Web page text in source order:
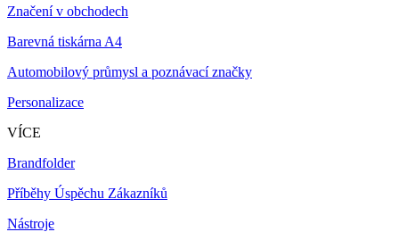
Značení v obchodech
Barevná tiskárna A4
Automobilový průmysl a poznávací značky
Personalizace
VÍCE
Brandfolder
Příběhy Úspěchu Zákazníků
Nástroje